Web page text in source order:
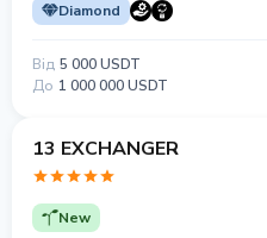
Diamond
Від 5 000 USDT
До 1 000 000 USDT
13 EXCHANGER
New